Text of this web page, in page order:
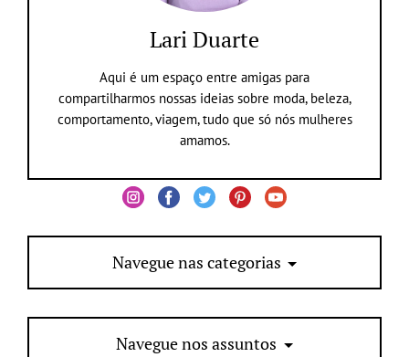
Lari Duarte
Aqui é um espaço entre amigas para
compartilharmos nossas ideias sobre moda, beleza,
comportamento, viagem, tudo que só nós mulheres
amamos.
Navegue nas categorias
Navegue nos assuntos